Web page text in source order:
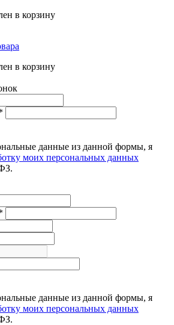
в корзину
в корзину
данные из данной формы, я
моих персональных данных
данные из данной формы, я
моих персональных данных